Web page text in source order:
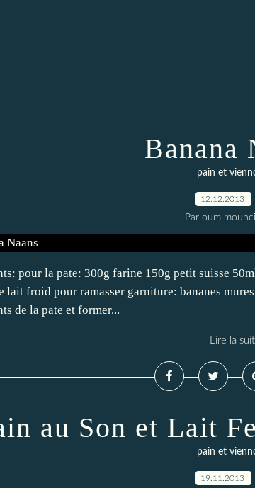
Banana
pain et
12.12.2013
Par oum
pour la pate: 300g farine 150g petit suisse
lait froid pour ramasser garniture: bananes
de la pate et former...
Lire la
au Son et Lait
pain et
19.11.2013